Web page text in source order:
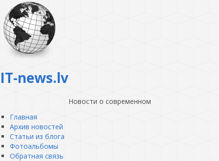
IT-news.lv
Новости о современном
Главная
Архив новостей
Статьи из блога
Фотоальбомы
Обратная связь